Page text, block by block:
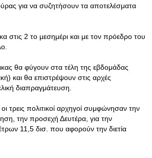
για να συζητήσουν τα αποτελέσματα
στις 2 το μεσημέρι και με τον πρόεδρο του
θα φύγουν στα τέλη της εβδομάδας
και θα επιστρέψουν στις αρχές
διαπραγμάτευση.
τρεις πολιτικοί αρχηγοί συμφώνησαν την
την προσεχή Δευτέρα, για την
11,5 δισ. που αφορούν την διετία